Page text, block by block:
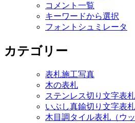
コメント一覧
キーワードから選択
フォントシュミレータ
カテゴリー
表札施工写真
木の表札
ステンレス切り文字表札
いぶし真鍮切り文字表札
木目調タイル表札（ウ